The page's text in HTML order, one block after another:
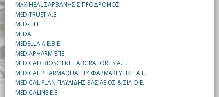
MAXIHEAL ΣΑΡΒΑΝΗΣ.Σ.ΠΡΟΔΡΟΜΟΣ
MED TRUST A.E
MED-HEL
MEDA
MEDELLA A.E.B.E
MEDIAPHARM ΕΠΕ
MEDICAIR BIOSCIENE LABORATORIES A.E
MEDICAL PHARMAQUALITY ΦΑΡΜΑΚΕΥΤΙΚΗ Α.Ε.
MEDICAL PLAN ΠΑΥΛΙΔΗΣ ΒΑΣΙΛΕΙΟΣ & ΣΙΑ Ο.Ε.
MEDICALINE E.E